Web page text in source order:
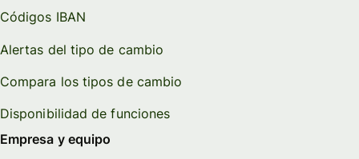
Códigos IBAN
Alertas del tipo de cambio
Compara los tipos de cambio
Disponibilidad de funciones
Empresa y equipo